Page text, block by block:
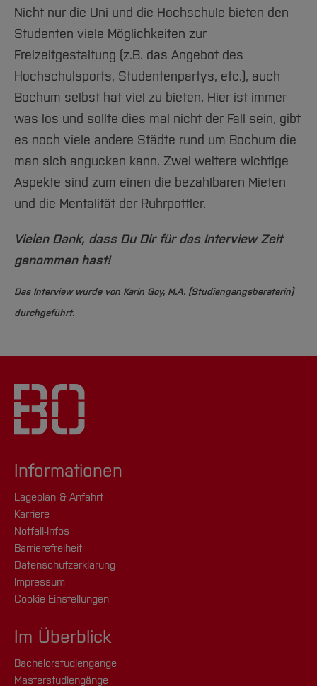
Nicht nur die Uni und die Hochschule bieten den
Studenten viele Möglichkeiten zur
Freizeitgestaltung (z.B. das Angebot des
Hochschulsports, Studentenpartys, etc.), auch
Bochum selbst hat viel zu bieten. Hier ist immer
was los und sollte dies mal nicht der Fall sein, gibt
es noch viele andere Städte rund um Bochum die
man sich angucken kann. Zwei weitere wichtige
Aspekte sind zum einen die bezahlbaren Mieten
und die Mentalität der Ruhrpottler.
Vielen Dank, dass Du Dir für das Interview Zeit
genommen hast!
Das Interview wurde von Karin Goy, M.A. (Studiengangsberaterin)
durchgeführt.
Informationen
Lageplan & Anfahrt
Karriere
Notfall-Infos
Barrierefreiheit
Datenschutzerklärung
Impressum
Cookie-Einstellungen
Im Überblick
Bachelorstudiengänge
Masterstudiengänge